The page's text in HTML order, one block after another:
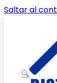
Saltar al
🔍